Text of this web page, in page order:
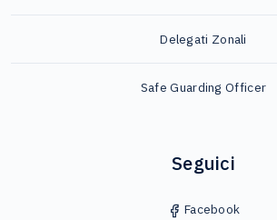
Delegati Zonali
Safe Guarding Officer
Seguici
Facebook